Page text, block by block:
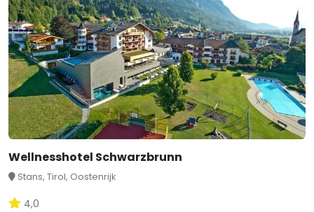
Wellnesshotel Schwarzbrunn
Stans, Tirol, Oostenrijk
4,0